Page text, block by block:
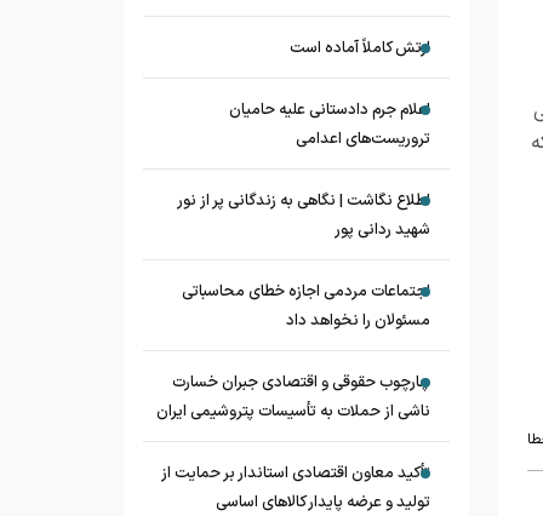
ارتش کاملاً آماده است
اعلام جرم دادستانی علیه حامیان
تروریست‌های اعدامی
اطلاع نگاشت | نگاهی به زندگانی پر از نور
شهید ردانی پور
اجتماعات مردمی اجازه خطای محاسباتی
مسئولان را نخواهد داد
چارچوب حقوقی و اقتصادی جبران خسارت
ناشی از حملات به تأسیسات پتروشیمی ایران
تأکید معاون اقتصادی استاندار بر حمایت از
تولید و عرضه پایدار کالاهای اساسی